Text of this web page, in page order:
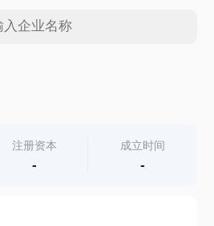
注册资本
-
成立时间
-